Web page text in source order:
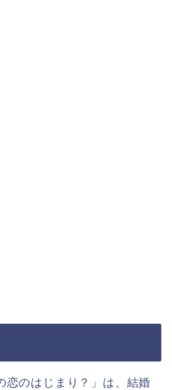
恋のはじまり？」は、結婚